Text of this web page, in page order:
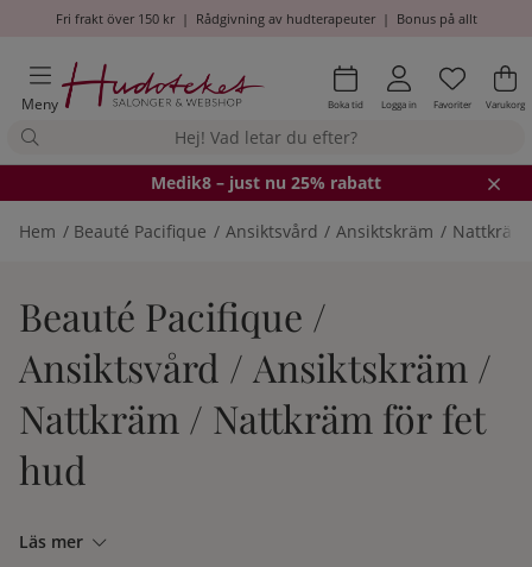
Fri frakt över 150 kr| Rådgivning av hudterapeuter| Bonus på allt
Meny Boka tid Logga in Antal i
.
Favoriter .
Varukorg
Medik8 – just nu 25% rabatt
Hem Beauté Pacifique Ansiktsvård Ansiktskräm Nattkräm
Beauté Pacifique /
Ansiktsvård / Ansiktskräm /
Nattkräm / Nattkräm för fet
hud
Läs mer